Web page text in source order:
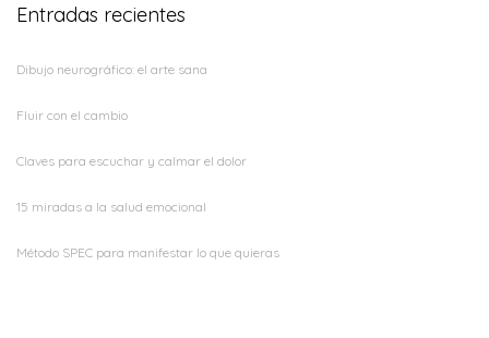
Entradas recientes
Dibujo neurográfico: el arte sana
Fluir con el cambio
Claves para escuchar y calmar el dolor
15 miradas a la salud emocional
Método SPEC para manifestar lo que quieras